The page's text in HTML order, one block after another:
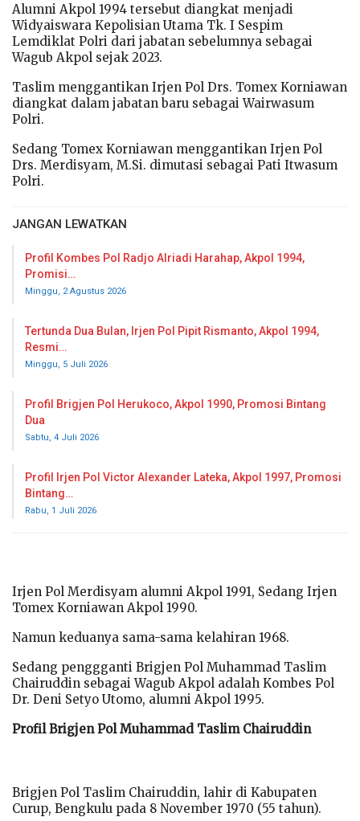
Alumni Akpol 1994 tersebut diangkat menjadi
Widyaiswara Kepolisian Utama Tk. I Sespim
Lemdiklat Polri dari jabatan sebelumnya sebagai
Wagub Akpol sejak 2023.
Taslim menggantikan Irjen Pol Drs. Tomex Korniawan
diangkat dalam jabatan baru sebagai Wairwasum
Polri.
Sedang Tomex Korniawan menggantikan Irjen Pol
Drs. Merdisyam, M.Si. dimutasi sebagai Pati Itwasum
Polri.
JANGAN LEWATKAN
Profil Kombes Pol Radjo Alriadi Harahap, Akpol 1994,
Promisi…
Minggu, 2 Agustus 2026
Tertunda Dua Bulan, Irjen Pol Pipit Rismanto, Akpol 1994,
Resmi…
Minggu, 5 Juli 2026
Profil Brigjen Pol Herukoco, Akpol 1990, Promosi Bintang
Dua
Sabtu, 4 Juli 2026
Profil Irjen Pol Victor Alexander Lateka, Akpol 1997, Promosi
Bintang…
Rabu, 1 Juli 2026
Irjen Pol Merdisyam alumni Akpol 1991, Sedang Irjen
Tomex Korniawan Akpol 1990.
Namun keduanya sama-sama kelahiran 1968.
Sedang penggganti Brigjen Pol Muhammad Taslim
Chairuddin sebagai Wagub Akpol adalah Kombes Pol
Dr. Deni Setyo Utomo, alumni Akpol 1995.
Profil Brigjen Pol Muhammad Taslim Chairuddin
Brigjen Pol Taslim Chairuddin, lahir di Kabupaten
Curup, Bengkulu pada 8 November 1970 (55 tahun).